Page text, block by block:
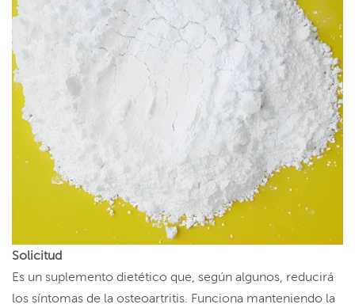
Solicitud
Es un suplemento dietético que, según algunos, reducirá
los síntomas de la osteoartritis. Funciona manteniendo la